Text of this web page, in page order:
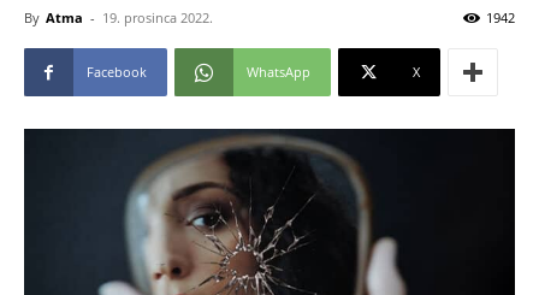
By Atma - 19. prosinca 2022. 1942
Facebook WhatsApp X